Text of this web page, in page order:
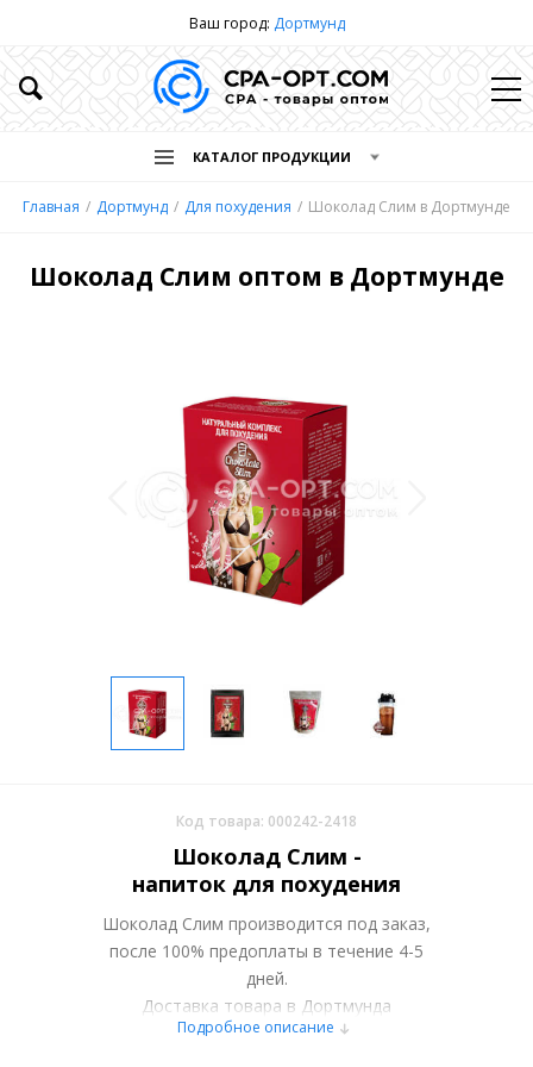
Ваш город: Дортмунд
КАТАЛОГ ПРОДУКЦИИ
Главная Дортмунд Для похудения Шоколад Слим в Дортмунде
Шоколад Слим оптом в Дортмунде
Код товара: 000242-2418
Шоколад Слим -
напиток для похудения
Шоколад Слим производится под заказ,
после 100% предоплаты в течение 4-5
дней.
Доставка товара в Дортмунда
осуществляется курьерскими службами
Подробное описание